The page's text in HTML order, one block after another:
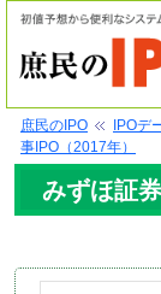
庶民のIPO IPOデ
事IPO（2017年）
みずほ証